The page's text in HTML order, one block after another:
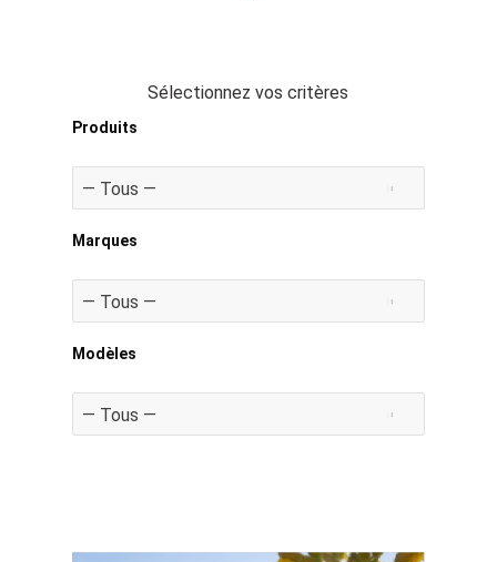
Sélectionnez vos critères
Produits
Marques
Modèles